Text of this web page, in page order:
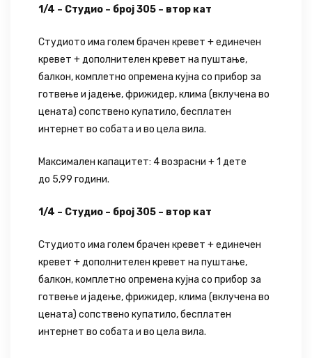
1/4 – Студио – број 305 – втор кат
Студиото има голем брачен кревет + единечен
кревет + дополнителен кревет на пуштање,
балкон, комплетно опремена кујна со прибор за
готвење и јадење, фрижидер, клима (вклучена во
цената) сопствено купатило, бесплатен
интернет во собата и во цела вила.
Максимален капацитет: 4 возрасни + 1 дете
до 5,99 години.
1/4 – Студио – број 305 – втор кат
Студиото има голем брачен кревет + единечен
кревет + дополнителен кревет на пуштање,
балкон, комплетно опремена кујна со прибор за
готвење и јадење, фрижидер, клима (вклучена во
цената) сопствено купатило, бесплатен
интернет во собата и во цела вила.